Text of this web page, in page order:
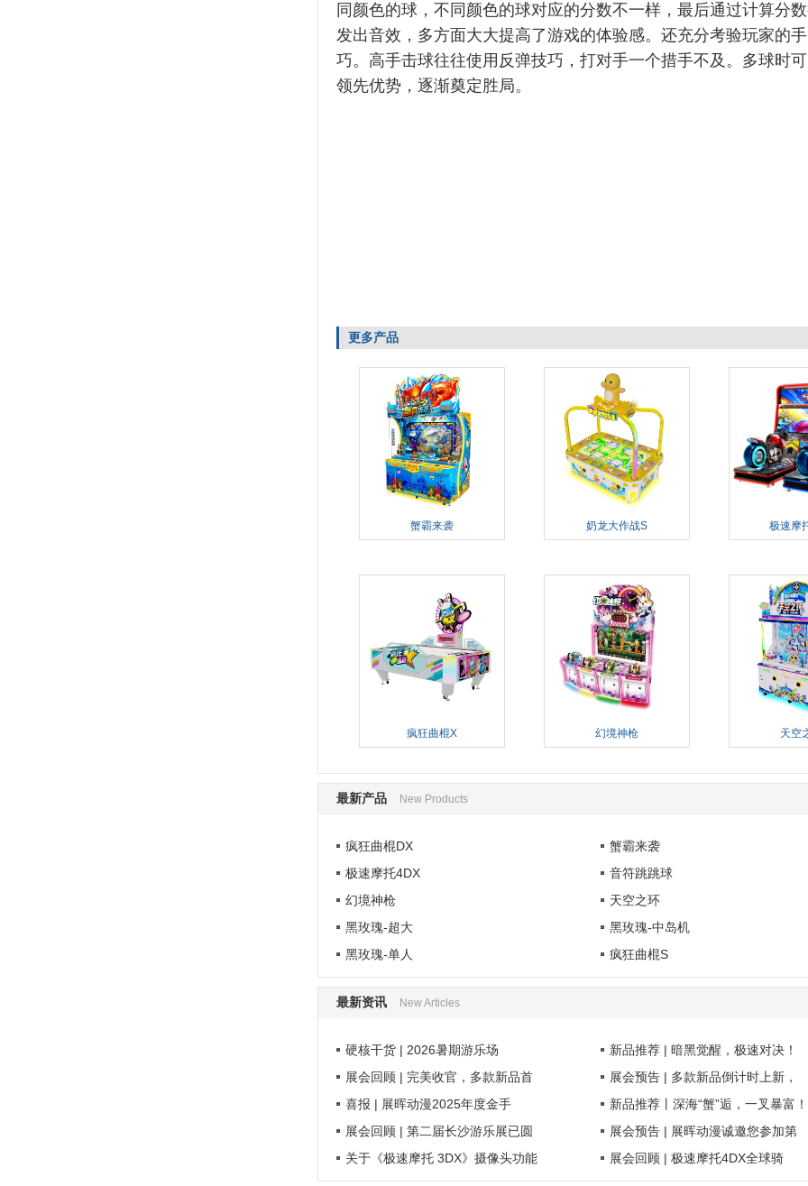
同颜色的球，不同颜色的球对应的分数不一样，最后通过计算分
发出音效，多方面大大提高了游戏的体验感。还充分考验玩家的
巧。高手击球往往使用反弹技巧，打对手一个措手不及。多球时
领先优势，逐渐奠定胜局。
更多产品
蟹霸来袭 奶龙大作战S 极速摩
疯狂曲棍X 幻境神枪 天空
最新产品 New Products
疯狂曲棍DX
蟹霸来袭
极速摩托4DX
音符跳跳球
幻境神枪
天空之环
黑玫瑰-超大
黑玫瑰-中岛机
黑玫瑰-单人
疯狂曲棍S
最新资讯 New Articles
硬核干货 | 2026暑期游乐场
新品推荐 | 暗黑觉醒，极速对决！
展会回顾 | 完美收官，多款新品首
展会预告 | 多款新品倒计时上新，
喜报 | 展晖动漫2025年度金手
新品推荐丨深海“蟹”逅，一叉暴富！
展会回顾 | 第二届长沙游乐展已圆
展会预告 | 展晖动漫诚邀您参加第
关于《极速摩托 3DX》摄像头功能
展会回顾 | 极速摩托4DX全球骑